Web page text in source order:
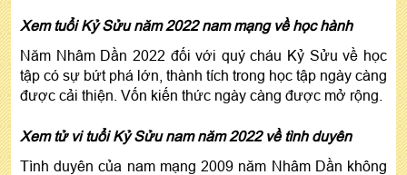
Xem tuổi Kỷ Sửu năm 2022 nam mạng về học hành
Năm Nhâm Dần 2022 đối với quý cháu Kỷ Sửu về học
tập có sự bứt phá lớn, thành tích trong học tập ngày càng
được cải thiện. Vốn kiến thức ngày càng được mở rộng.
Xem tử vi tuổi Kỷ Sửu nam năm 2022 về tình duyên
Tình duyên của nam mạng 2009 năm Nhâm Dần không